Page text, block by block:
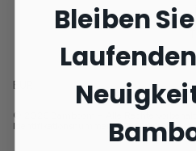
EUR
© 2026 Bamboom – Alle Rechte
Identifikationsnummer 10756900014
Bleiben